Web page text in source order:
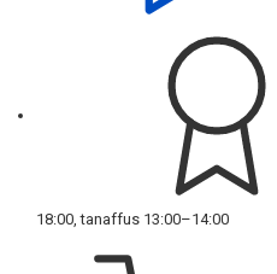
18:00, tanaffus 13:00–14:00